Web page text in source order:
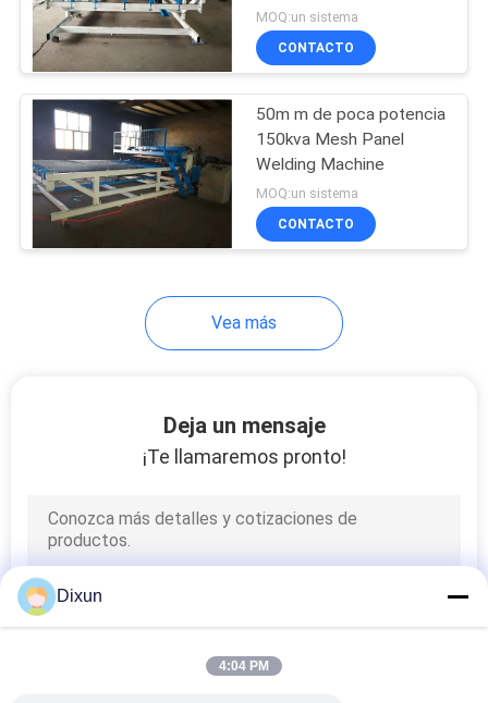
máquina del
alambre de púas de
la maquinilla de
afeitar
alambrada que hace
máquina de acero
del trefilado
PLC
MOQ:un sistema
CONTACTO
50m m de poca potencia
150kva Mesh Panel
Welding Machine
MOQ:un sistema
CONTACTO
Vea más
Deja un mensaje
¡Te llamaremos pronto!
Dixun
4:04 PM